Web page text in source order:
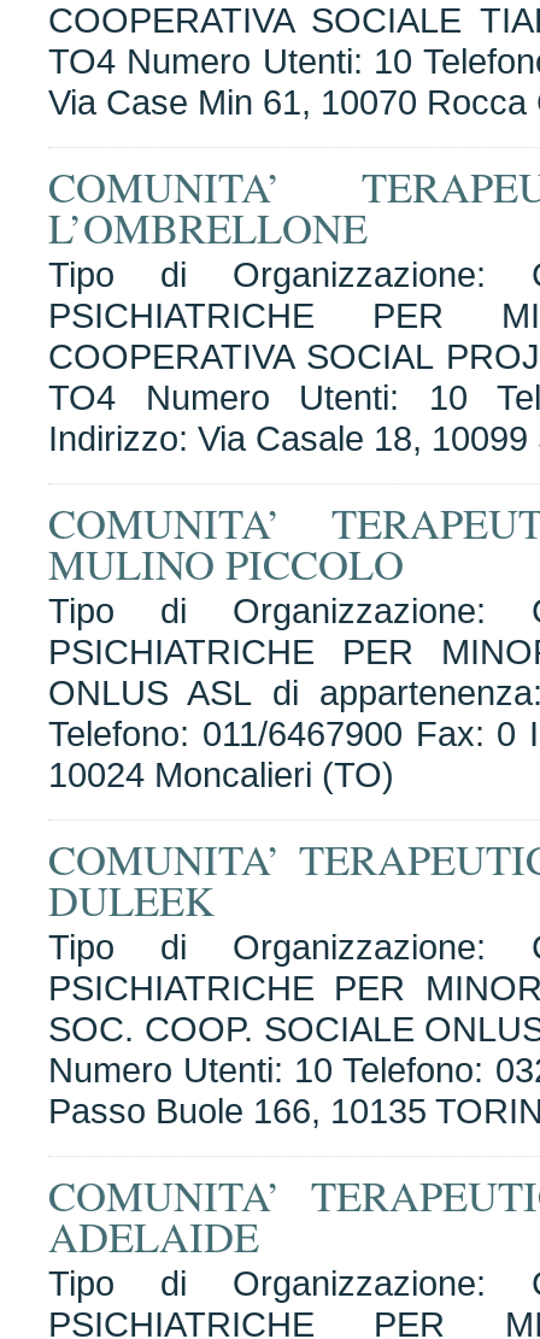
COOPERATIVA SOCIALE
TO4 Numero Utenti: 10
Via Case Min 61, 10070
COMUNITA’
L’OMBRELLONE
Tipo di Organizzazione:
PSICHIATRICHE PER
COOPERATIVA SOCIAL
TO4 Numero Utenti: 10
Indirizzo: Via Casale 18,
COMUNITA’
MULINO PICCOLO
Tipo di Organizzazione:
PSICHIATRICHE PER
ONLUS ASL di
Telefono: 011/6467900 Fax:
10024 Moncalieri (TO)
COMUNITA’
DULEEK
Tipo di Organizzazione:
PSICHIATRICHE PER
SOC. COOP. SOCIALE
Numero Utenti: 10 Telefono:
Passo Buole 166, 10135
COMUNITA’
ADELAIDE
Tipo di Organizzazione:
PSICHIATRICHE PER